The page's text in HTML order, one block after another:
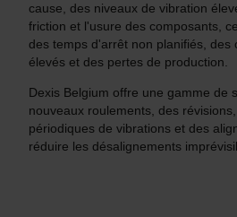
cause, des niveaux de vibration
friction et l'usure des composants,
des temps d'arrêt non planifiés, des
élevés et des pertes de production.
Dexis Belgium offre une gamme de
nouveaux roulements, des
périodiques de vibrations et des
réduire les désalignements